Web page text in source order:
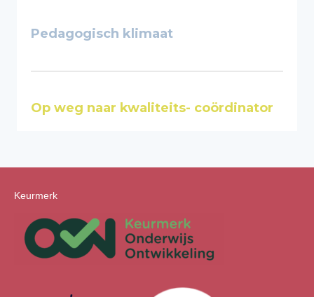
Pedagogisch klimaat
Op weg naar kwaliteits- coördinator
Keurmerk